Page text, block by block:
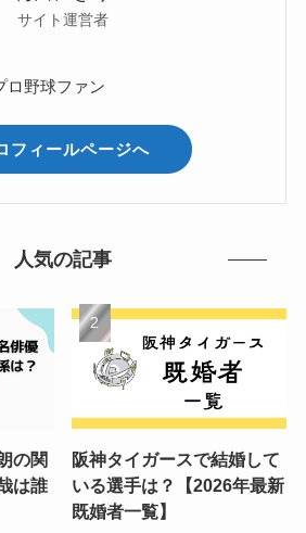
サイト運営者
ロ野球ファン
フィールページへ
人気の記事
の関
は誰
阪神タイガースで結婚して
いる選手は？【2026年最新
既婚者一覧】